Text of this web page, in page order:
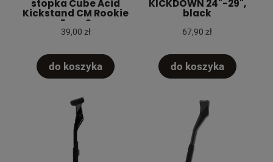
stopka Cube Acid
Kickstand CM Rookie
Easy S
39,00 zł
do koszyka
KICKDOWN 24"-29",
black
67,90 zł
do koszyka